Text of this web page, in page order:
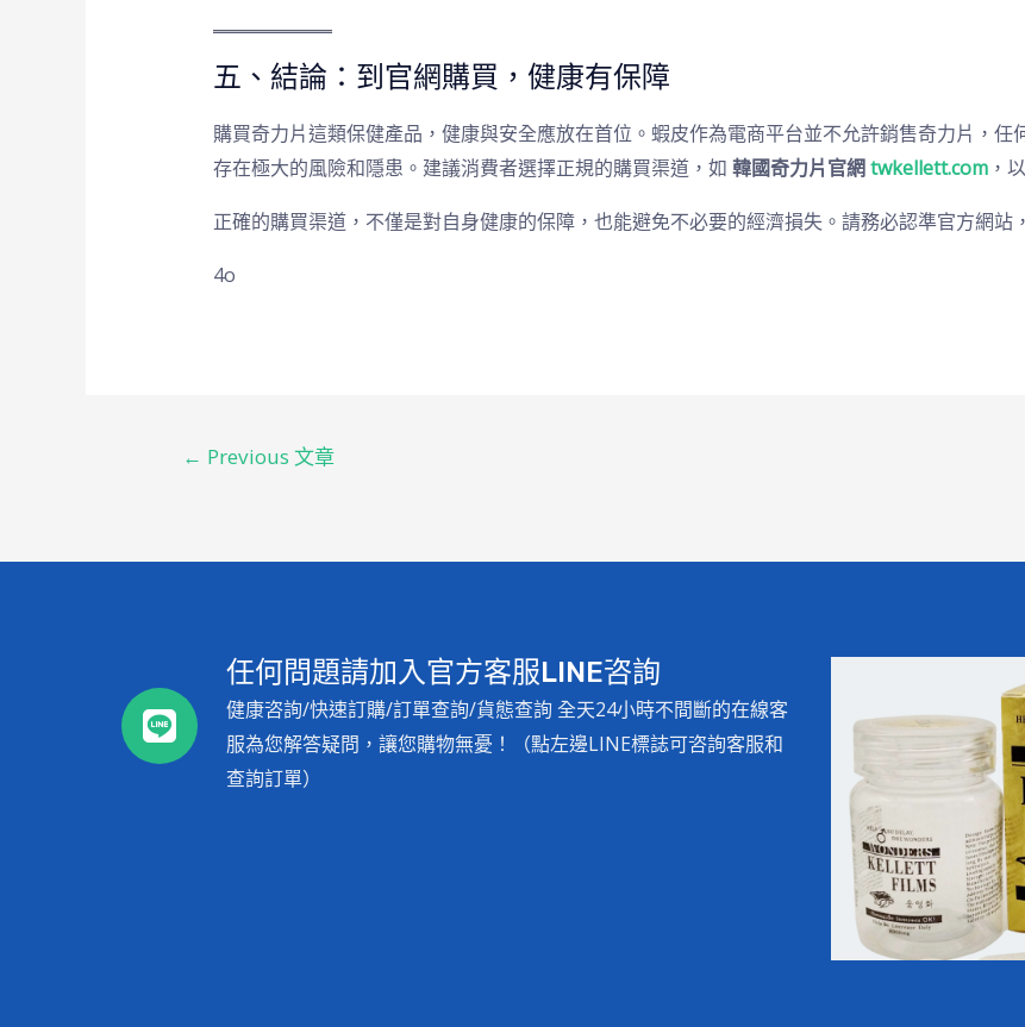
五、結論：到官網購買，健康有保障
購買奇力片這類保健產品，健康與安全應放在首位。蝦皮作為電商平台並不允許銷售奇力片，任
存在極大的風險和隱患。建議消費者選擇正規的購買渠道，如 韓國奇力片官網twkellett.com，
正確的購買渠道，不僅是對自身健康的保障，也能避免不必要的經濟損失。請務必認準官方網站
4o
← Previous 文章
任何問題請加入官方客服LINE咨詢
健康咨詢/快速訂購/訂單查詢/貨態查詢 全天24小時不間斷的在線客
服為您解答疑問，讓您購物無憂！（點左邊LINE標誌可咨詢客服和
查詢訂單）